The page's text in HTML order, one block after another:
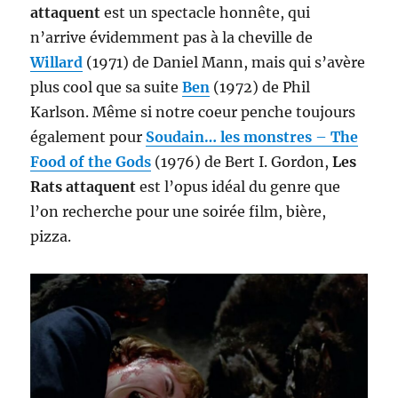
attaquentest un spectacle honnête, qui
n’arrive évidemment pas à la cheville de
Willard (1971) de Daniel Mann, mais qui s’avère
plus cool que sa suiteBen (1972) de Phil
Karlson. Même si notre coeur penche toujours
également pour Soudain… les monstres – The
Food of the Gods (1976) de Bert I. Gordon,Les
Rats attaquentest l’opus idéal du genre que
l’on recherche pour une soirée film, bière,
pizza.